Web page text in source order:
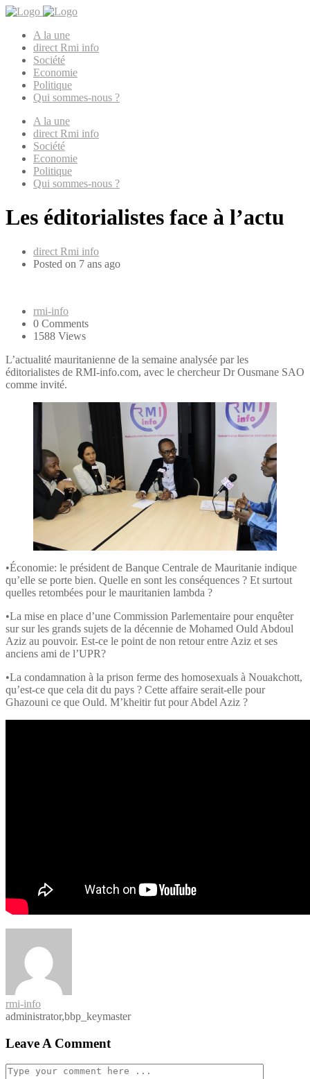
A la une
direct Rmi info
Société
Economie
Politique
Qui sommes-nous ?
A la une
direct Rmi info
Société
Economie
Politique
Qui sommes-nous ?
Les éditorialistes face à l’actu
direct Rmi info
Posted on 7 ans ago
rmi-info
0 Comments
1588 Views
L’actualité mauritanienne de la semaine analysée par les
éditorialistes de RMI-info.com, avec le chercheur Dr Ousmane SAO
comme invité.
•Économie: le président de Banque Centrale de Mauritanie indique
qu’elle se porte bien. Quelle en sont les conséquences ? Et surtout
quelles retombées pour le mauritanien lambda ?
•La mise en place d’une Commission Parlementaire pour enquêter
sur sur les grands sujets de la décennie de Mohamed Ould Abdoul
Aziz au pouvoir. Est-ce le point de non retour entre Aziz et ses
anciens ami de l’UPR?
•La condamnation à la prison ferme des homosexuals à Nouakchott,
qu’est-ce que cela dit du pays ? Cette affaire serait-elle pour
Ghazouni ce que Ould. M’kheitir fut pour Abdel Aziz ?
rmi-info
administrator,bbp_keymaster
Leave A Comment